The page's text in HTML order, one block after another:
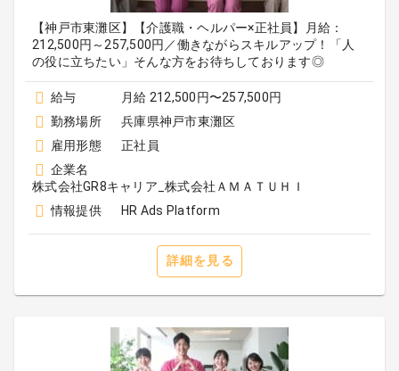
【神戸市東灘区】【介護職・ヘルパー×正社員】月給：
212,500円～257,500円／働きながらスキルアップ！「人
の役に立ちたい」そんな方をお待ちしております◎
給与
月給 212,500円〜257,500円
勤務場所
兵庫県神戸市東灘区
雇用形態
正社員
企業名
株式会社GR8キャリア_株式会社ＡＭＡＴＵＨＩ
情報提供
HR Ads Platform
詳細を見る